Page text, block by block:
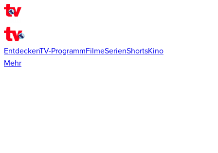
EntdeckenTV-ProgrammFilmeSerienShortsKino
Mehr